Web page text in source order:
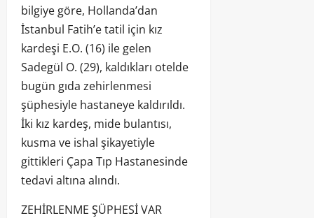
bilgiye göre, Hollanda’dan
İstanbul Fatih’e tatil için kız
kardeşi E.O. (16) ile gelen
Sadegül O. (29), kaldıkları otelde
bugün gıda zehirlenmesi
şüphesiyle hastaneye kaldırıldı.
İki kız kardeş, mide bulantısı,
kusma ve ishal şikayetiyle
gittikleri Çapa Tıp Hastanesinde
tedavi altına alındı.
ZEHİRLENME ŞÜPHESİ VAR